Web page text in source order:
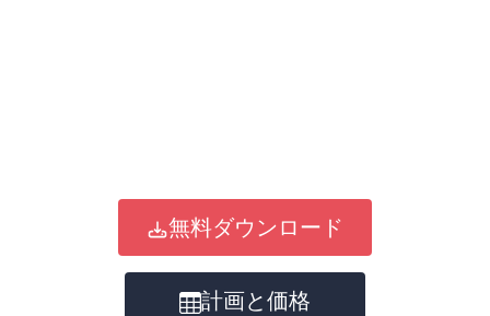
無料ダウンロード
計画と価格